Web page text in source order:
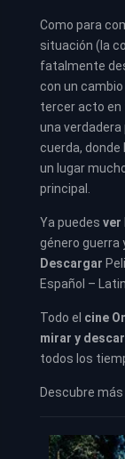
Como para
situación (la
fatalmente
con un
tercer acto en
una
cuerda,
un lugar
principal.
Ya puedes ver
género guerra
Descargar
Español –
Todo el cine
mirar y
todos los
Descubre más